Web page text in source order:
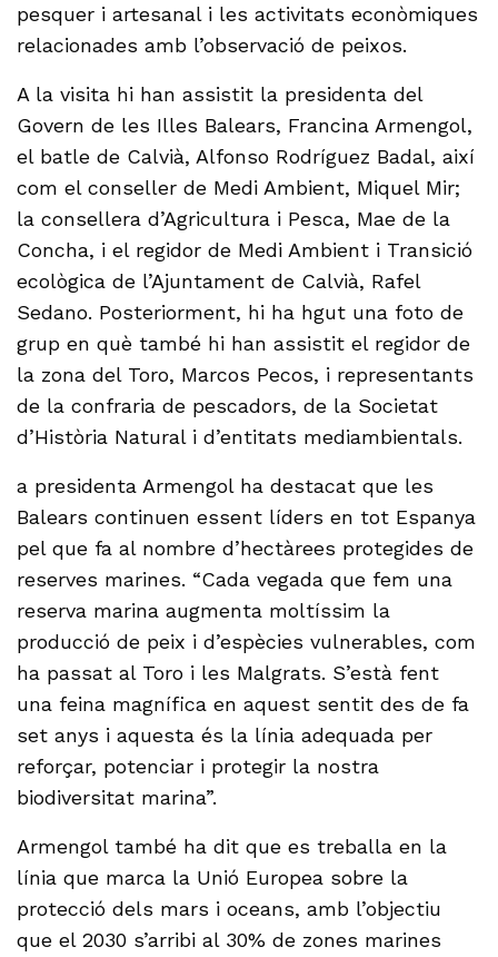
pesquer i artesanal i les activitats econòmiques
relacionades amb l’observació de peixos.
A la visita hi han assistit la presidenta del
Govern de les Illes Balears, Francina Armengol,
el batle de Calvià, Alfonso Rodríguez Badal, així
com el conseller de Medi Ambient, Miquel Mir;
la consellera d’Agricultura i Pesca, Mae de la
Concha, i el regidor de Medi Ambient i Transició
ecològica de l’Ajuntament de Calvià, Rafel
Sedano. Posteriorment, hi ha hgut una foto de
grup en què també hi han assistit el regidor de
la zona del Toro, Marcos Pecos, i representants
de la confraria de pescadors, de la Societat
d’Història Natural i d’entitats mediambientals.
a presidenta Armengol ha destacat que les
Balears continuen essent líders en tot Espanya
pel que fa al nombre d’hectàrees protegides de
reserves marines. “Cada vegada que fem una
reserva marina augmenta moltíssim la
producció de peix i d’espècies vulnerables, com
ha passat al Toro i les Malgrats. S’està fent
una feina magnífica en aquest sentit des de fa
set anys i aquesta és la línia adequada per
reforçar, potenciar i protegir la nostra
biodiversitat marina”.
Armengol també ha dit que es treballa en la
línia que marca la Unió Europea sobre la
protecció dels mars i oceans, amb l’objectiu
que el 2030 s’arribi al 30% de zones marines